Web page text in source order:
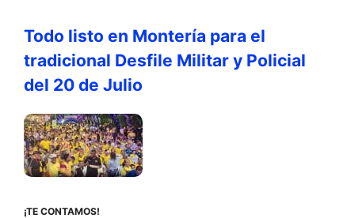
Todo listo en Montería para el
tradicional Desfile Militar y Policial
del 20 de Julio
¡TE CONTAMOS!